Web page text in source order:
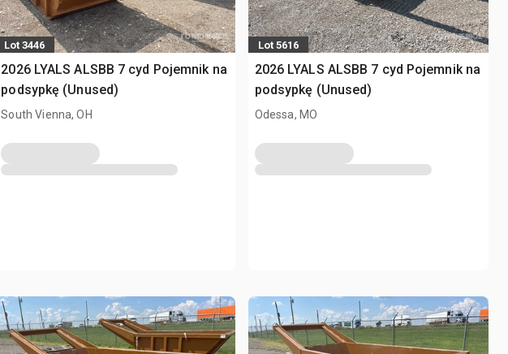
Lot 3446
2026 LYALS ALSBB 7 cyd Pojemnik na
podsypkę (Unused)
South Vienna, OH
Lot 5616
2026 LYALS ALSBB 7 cyd Pojemnik na
podsypkę (Unused)
Odessa, MO